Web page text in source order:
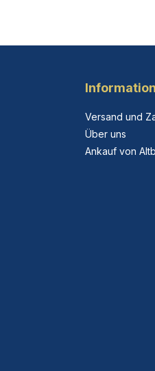
Versand und
Über uns
Ankauf von